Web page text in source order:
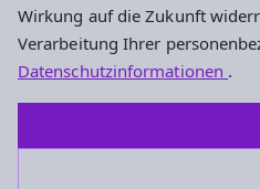
Wirkung auf die Zukunft
Verarbeitung Ihrer
Datenschutzinformationen .